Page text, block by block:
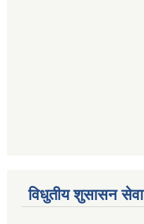
विधुतीय शुसासन सेवा